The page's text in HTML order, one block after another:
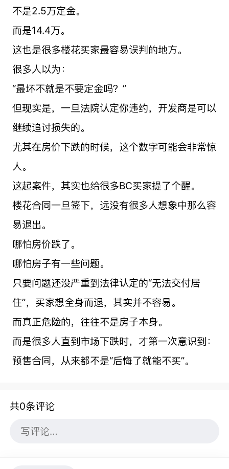
不是2.5万定金。
而是14.4万。
这也是很多楼花买家最容易误判的地方。
很多人以为：
“最坏不就是不要定金吗？”
但现实是，一旦法院认定你违约，开发商是可以
继续追讨损失的。
尤其在房价下跌的时候，这个数字可能会非常惊
人。
这起案件，其实也给很多BC买家提了个醒。
楼花合同一旦签下，远没有很多人想象中那么容
易退出。
哪怕房价跌了。
哪怕房子有一些问题。
只要问题还没严重到法律认定的“无法交付居
住”，买家想全身而退，其实并不容易。
而真正危险的，往往不是房子本身。
而是很多人直到市场下跌时，才第一次意识到：
预售合同，从来都不是“后悔了就能不买”。
共0条评论